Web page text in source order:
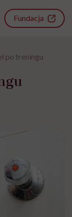
Fundacja
po treningu